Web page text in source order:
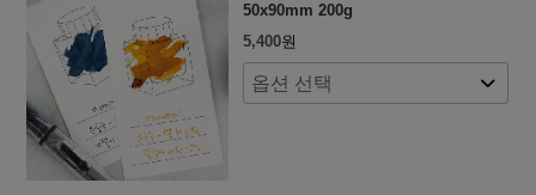
50x90mm 200g
5,400원